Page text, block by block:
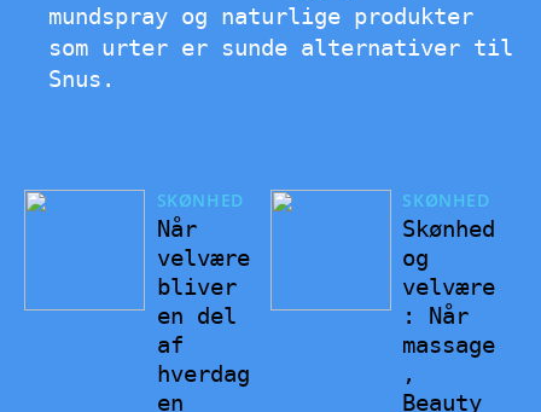
mundspray og naturlige produkter
som urter er sunde alternativer til
Snus.
SKØNHED
Når
velvære
bliver
en del
af
hverdag
en
SKØNHED
Skønhed
og
velvære
: Når
massage
,
Beauty